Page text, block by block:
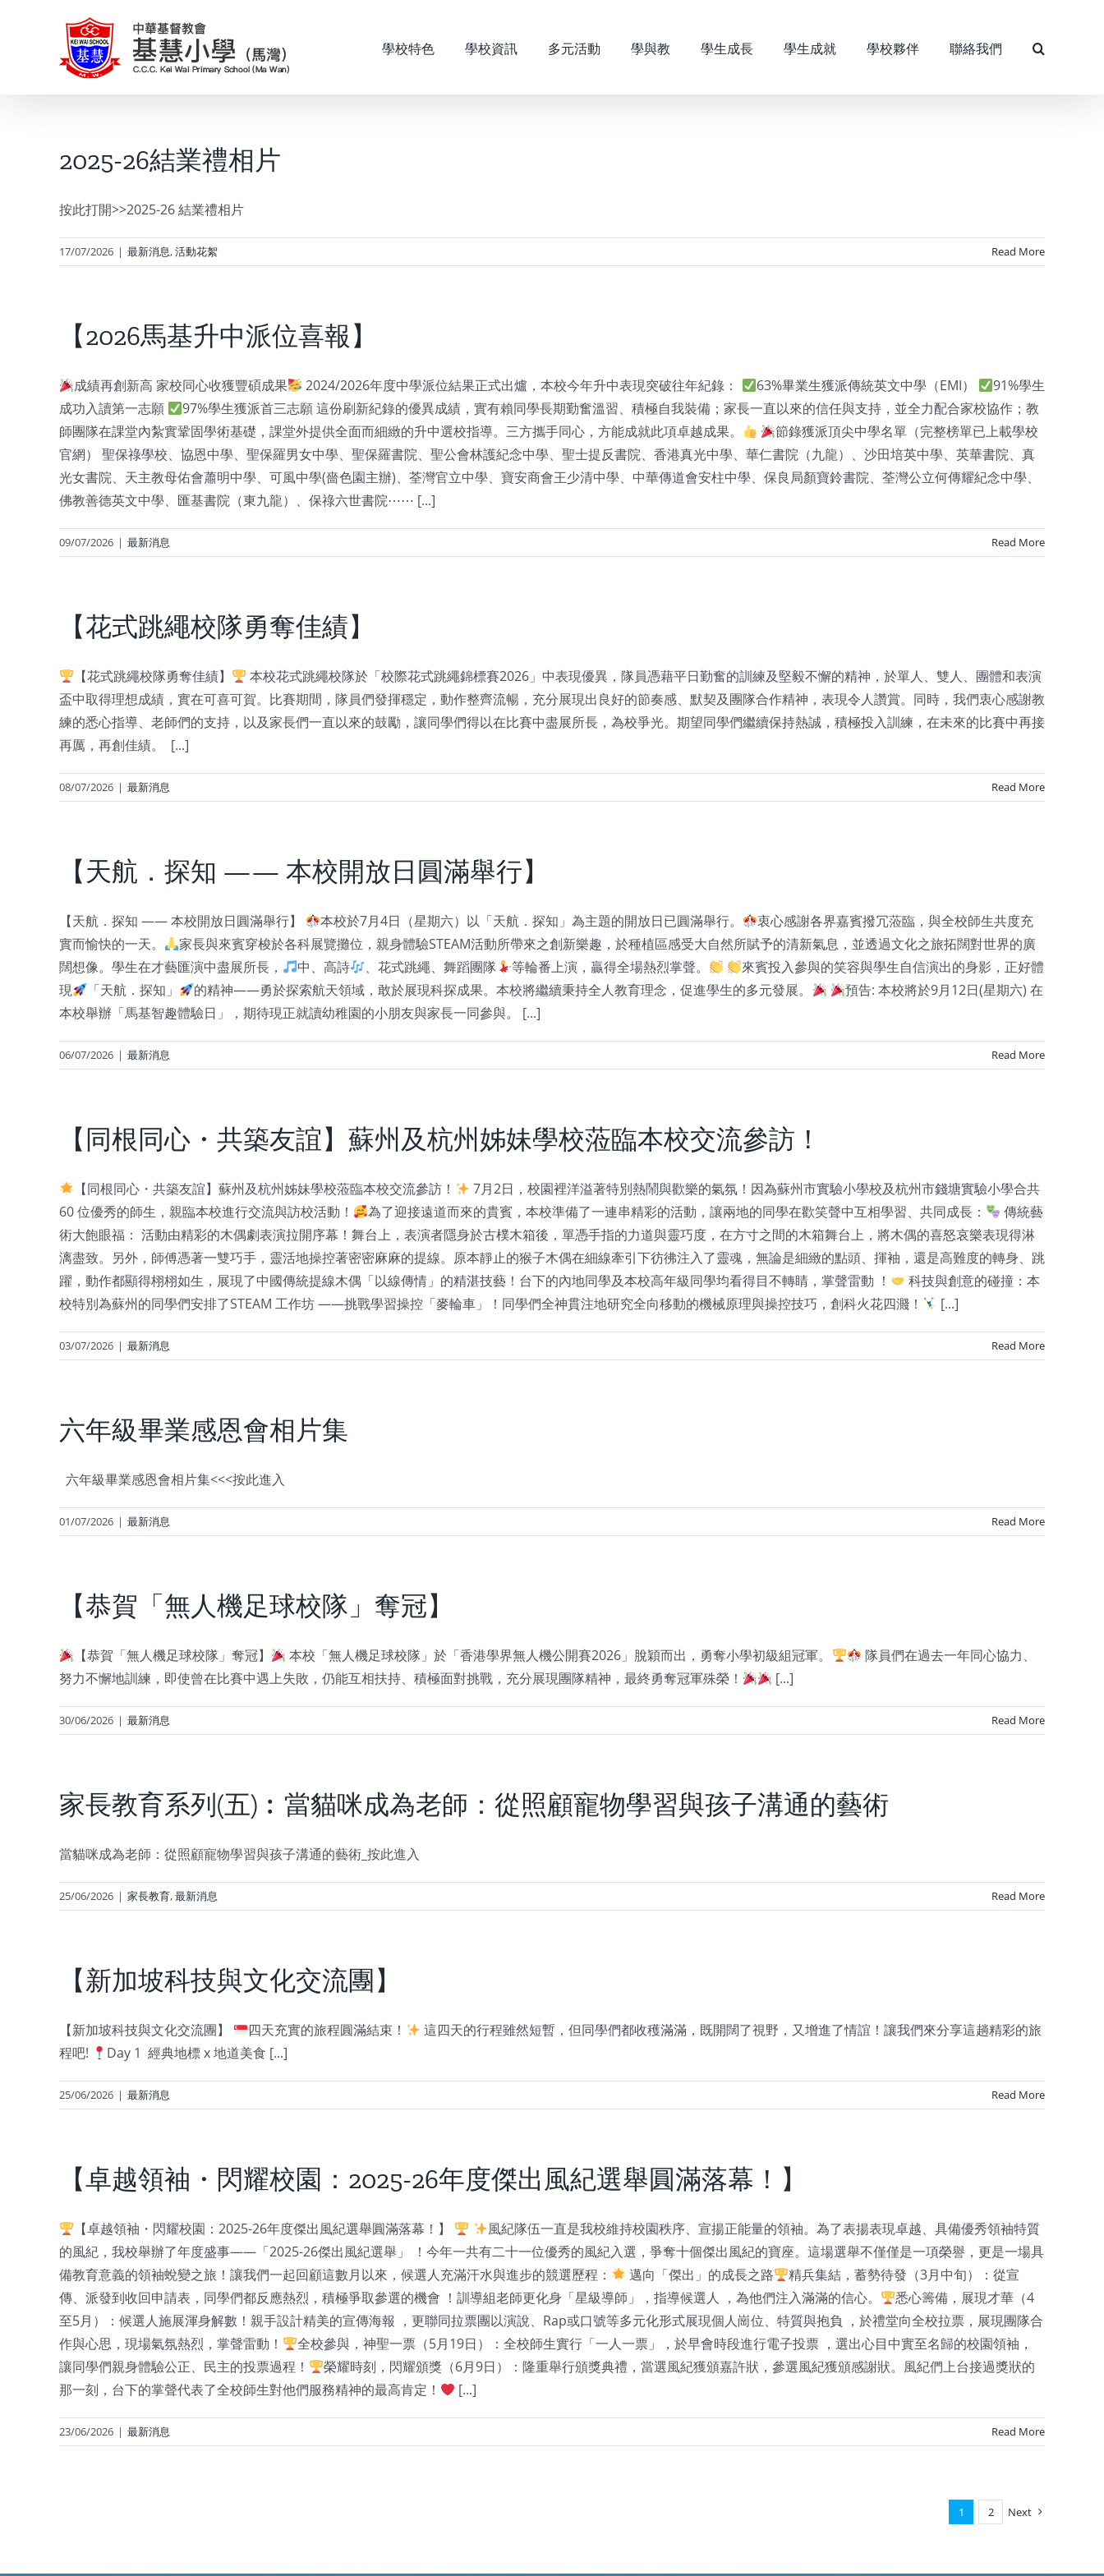
學校特色 學校資訊 多元活動 學與教 學生成長 學生成就 學校夥伴 聯絡我們
2025-26結業禮相片
按此打開>>2025-26 結業禮相片
17/07/2026 | 最新消息,活動花絮 Read More
【2026馬基升中派位喜報】
成績再創新高 家校同心收獲豐碩成果 2024/2026年度中學派位結果正式出爐，本校今年升中表現突破往年紀錄： 63%畢業生獲派傳統英文中學（EMI）
91%學生
成功入讀第一志願
97%學生獲派首三志願 這份刷新紀錄的優異成績，實有賴同學長期勤奮溫習、積極自我裝備；家長一直以來的信任與支持，並全力配合家校協作；教
師團隊在課堂內紮實鞏固學術基礎，課堂外提供全面而細緻的升中選校指導。三方攜手同心，方能成就此項卓越成果。
節錄獲派頂尖中學名單（完整榜單已上載學校
官網） 聖保祿學校、協恩中學、聖保羅男女中學、聖保羅書院、聖公會林護紀念中學、聖士提反書院、香港真光中學、華仁書院（九龍）、沙田培英中學、英華書院、真
光女書院、天主教母佑會蕭明中學、可風中學(嗇色園主辦)、荃灣官立中學、寶安商會王少清中學、中華傳道會安柱中學、保良局顏寶鈴書院、荃灣公立何傳耀紀念中學、
佛教善德英文中學、匯基書院（東九龍）、保祿六世書院⋯⋯ [...]
09/07/2026 | 最新消息 Read More
【花式跳繩校隊勇奪佳績】
【花式跳繩校隊勇奪佳績】
本校花式跳繩校隊於「校際花式跳繩錦標賽2026」中表現優異，隊員憑藉平日勤奮的訓練及堅毅不懈的精神，於單人、雙人、團體和表演
盃中取得理想成績，實在可喜可賀。比賽期間，隊員們發揮穩定，動作整齊流暢，充分展現出良好的節奏感、默契及團隊合作精神，表現令人讚賞。同時，我們衷心感謝教
練的悉心指導、老師們的支持，以及家長們一直以來的鼓勵，讓同學們得以在比賽中盡展所長，為校爭光。期望同學們繼續保持熱誠，積極投入訓練，在未來的比賽中再接
再厲，再創佳績。 [...]
08/07/2026 | 最新消息 Read More
【天航．探知 —— 本校開放日圓滿舉行】
【天航．探知 —— 本校開放日圓滿舉行】 本校於7月4日（星期六）以「天航．探知」為主題的開放日已圓滿舉行。
衷心感謝各界嘉賓撥冗蒞臨，與全校師生共度充
實而愉快的一天。
家長與來賓穿梭於各科展覽攤位，親身體驗STEAM活動所帶來之創新樂趣，於種植區感受大自然所賦予的清新氣息，並透過文化之旅拓闊對世界的廣
闊想像。學生在才藝匯演中盡展所長，
中、高詩 、花式跳繩、舞蹈團隊 等輪番上演，贏得全場熱烈掌聲。
來賓投入參與的笑容與學生自信演出的身影，正好體
現
「天航．探知」 的精神——勇於探索航天領域，敢於展現科探成果。本校將繼續秉持全人教育理念，促進學生的多元發展。
預告: 本校將於9月12日(星期六) 在
本校舉辦「馬基智趣體驗日」，期待現正就讀幼稚園的小朋友與家長一同參與。 [...]
06/07/2026 | 最新消息 Read More
【同根同心・共築友誼】蘇州及杭州姊妹學校蒞臨本校交流參訪！
【同根同心・共築友誼】蘇州及杭州姊妹學校蒞臨本校交流參訪！
7月2日，校園裡洋溢著特別熱鬧與歡樂的氣氛！因為蘇州市實驗小學校及杭州市錢塘實驗小學合共
60 位優秀的師生，親臨本校進行交流與訪校活動！
為了迎接遠道而來的貴賓，本校準備了一連串精彩的活動，讓兩地的同學在歡笑聲中互相學習、共同成長：
傳統藝
術大飽眼福： 活動由精彩的木偶劇表演拉開序幕！舞台上，表演者隱身於古樸木箱後，單憑手指的力道與靈巧度，在方寸之間的木箱舞台上，將木偶的喜怒哀樂表現得淋
漓盡致。另外，師傅憑著一雙巧手，靈活地操控著密密麻麻的提線。原本靜止的猴子木偶在細線牽引下彷彿注入了靈魂，無論是細緻的點頭、揮袖，還是高難度的轉身、跳
躍，動作都顯得栩栩如生，展現了中國傳統提線木偶「以線傳情」的精湛技藝！台下的內地同學及本校高年級同學均看得目不轉睛，掌聲雷動 ！
科技與創意的碰撞：本
校特別為蘇州的同學們安排了STEAM 工作坊 ——挑戰學習操控「麥輪車」！同學們全神貫注地研究全向移動的機械原理與操控技巧，創科火花四濺！
[...]
03/07/2026 | 最新消息 Read More
六年級畢業感恩會相片集
六年級畢業感恩會相片集<<<按此進入
01/07/2026 | 最新消息 Read More
【恭賀「無人機足球校隊」奪冠】
【恭賀「無人機足球校隊」奪冠】 本校「無人機足球校隊」於「香港學界無人機公開賽2026」脫穎而出，勇奪小學初級組冠軍。
隊員們在過去一年同心協力、
努力不懈地訓練，即使曾在比賽中遇上失敗，仍能互相扶持、積極面對挑戰，充分展現團隊精神，最終勇奪冠軍殊榮！
[...]
30/06/2026 | 最新消息 Read More
家長教育系列(五)︰當貓咪成為老師：從照顧寵物學習與孩子溝通的藝術
當貓咪成為老師：從照顧寵物學習與孩子溝通的藝術_按此進入
25/06/2026 | 家長教育,最新消息 Read More
【新加坡科技與文化交流團】
【新加坡科技與文化交流團】 四天充實的旅程圓滿結束！
這四天的行程雖然短暫，但同學們都收穫滿滿，既開闊了視野，又增進了情誼！讓我們來分享這趟精彩的旅
程吧!
Day 1 經典地標 x 地道美食 [...]
25/06/2026 | 最新消息 Read More
【卓越領袖・閃耀校園：2025-26年度傑出風紀選舉圓滿落幕！】
【卓越領袖・閃耀校園：2025-26年度傑出風紀選舉圓滿落幕！】
風紀隊伍一直是我校維持校園秩序、宣揚正能量的領袖。為了表揚表現卓越、具備優秀領袖特質
的風紀，我校舉辦了年度盛事——「2025-26傑出風紀選舉」 ！今年一共有二十一位優秀的風紀入選，爭奪十個傑出風紀的寶座。這場選舉不僅僅是一項榮譽，更是一場具
備教育意義的領袖蛻變之旅！讓我們一起回顧這數月以來，候選人充滿汗水與進步的競選歷程：
邁向「傑出」的成長之路
精兵集結，蓄勢待發（3月中旬）：從宣
傳、派發到收回申請表，同學們都反應熱烈，積極爭取參選的機會 ！訓導組老師更化身「星級導師」，指導候選人 ，為他們注入滿滿的信心。
悉心籌備，展現才華（4
至5月）：候選人施展渾身解數！親手設計精美的宣傳海報 ，更聯同拉票團以演說、Rap或口號等多元化形式展現個人崗位、特質與抱負 ，於禮堂向全校拉票，展現團隊合
作與心思，現場氣氛熱烈，掌聲雷動！
全校參與，神聖一票（5月19日）：全校師生實行「一人一票」，於早會時段進行電子投票 ，選出心目中實至名歸的校園領袖，
讓同學們親身體驗公正、民主的投票過程！
榮耀時刻，閃耀頒獎（6月9日）：隆重舉行頒獎典禮，當選風紀獲頒嘉許狀，參選風紀獲頒感謝狀。風紀們上台接過獎狀的
那一刻，台下的掌聲代表了全校師生對他們服務精神的最高肯定！
[...]
23/06/2026 | 最新消息 Read More
1 2 Next